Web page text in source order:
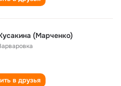
(Марченко)
в друзья